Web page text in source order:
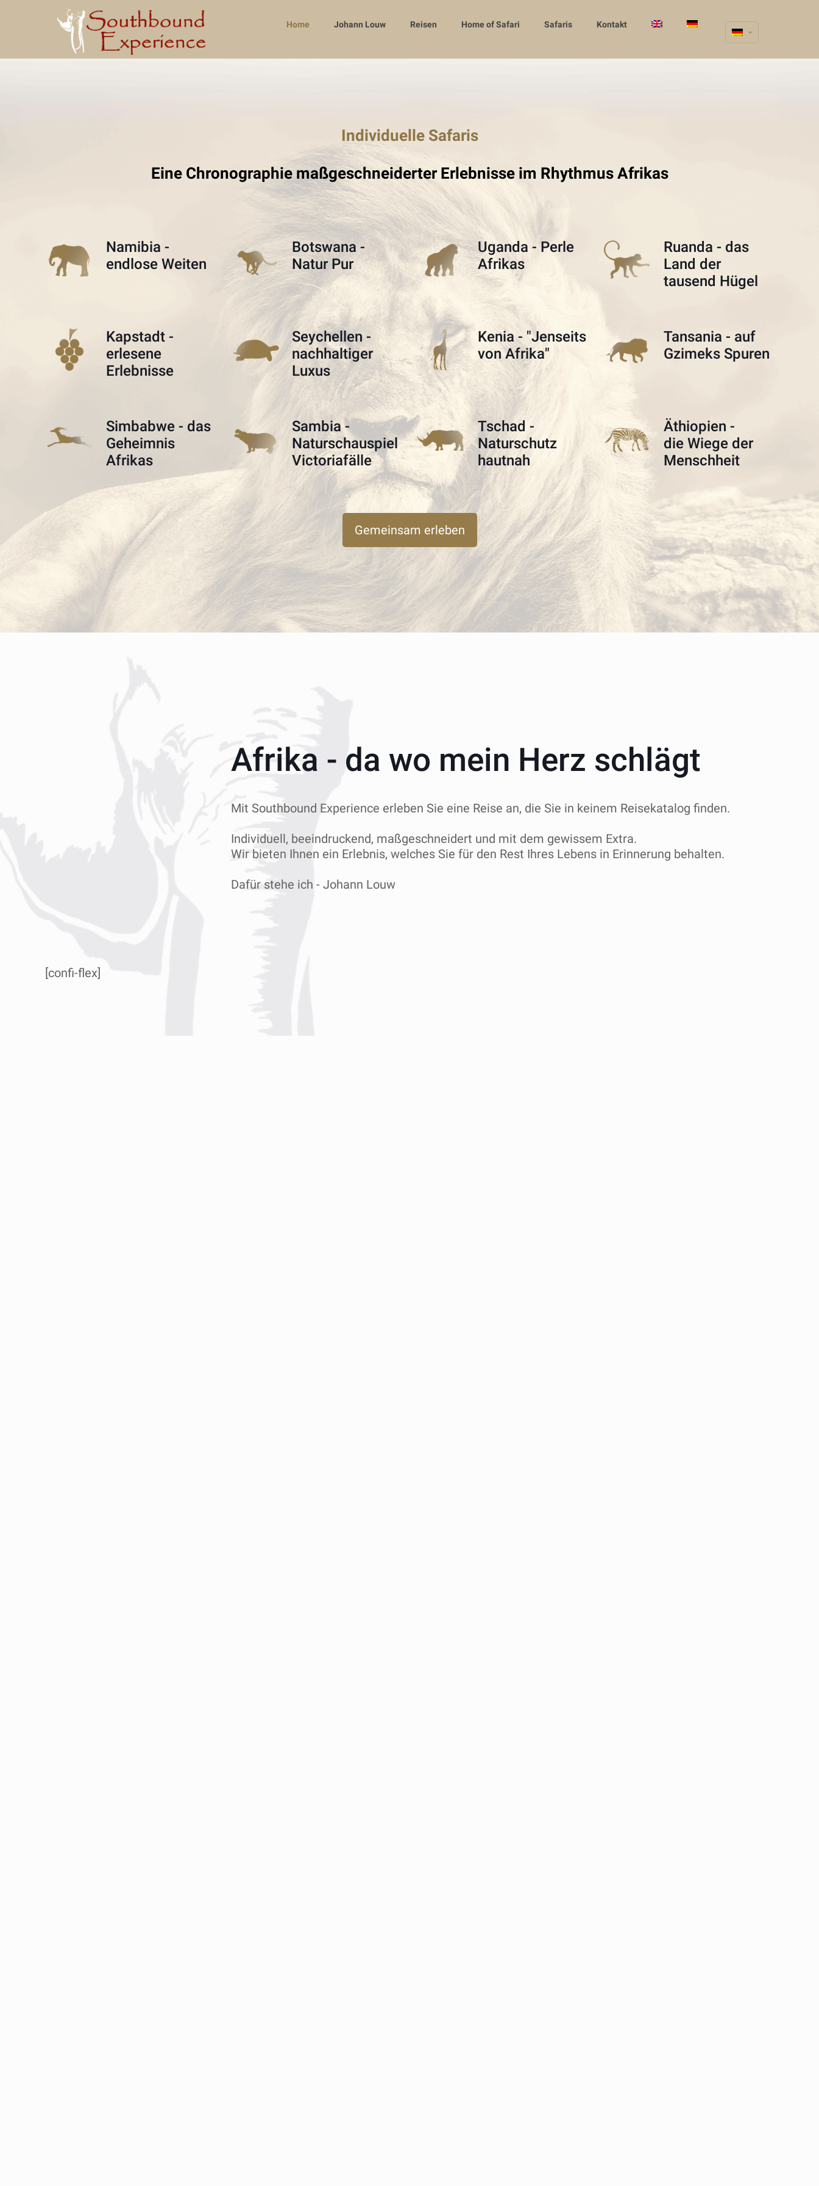
Home Johann Louw Reisen Home of Safari Safaris Kontakt
Individuelle Safaris
Eine Chronographie maßgeschneiderter Erlebnisse im Rhythmus Afrikas
Namibia -
endlose Weiten
Botswana -
Natur Pur
Uganda - Perle
Afrikas
Ruanda - das
Land der
tausend Hügel
Kapstadt -
erlesene
Erlebnisse
Seychellen -
nachhaltiger
Luxus
Kenia - "Jenseits
von Afrika"
Tansania - auf
Gzimeks Spuren
Simbabwe - das
Geheimnis
Afrikas
Sambia -
Naturschauspiel
Victoriafälle
Tschad -
Naturschutz
hautnah
Äthiopien -
die Wiege der
Menschheit
Gemeinsam erleben
Afrika - da wo mein Herz schlägt
Mit Southbound Experience erleben Sie eine Reise an, die Sie in keinem Reisekatalog finden.
Individuell, beeindruckend, maßgeschneidert und mit dem gewissem Extra.
Wir bieten Ihnen ein Erlebnis, welches Sie für den Rest Ihres Lebens in Erinnerung behalten.
Dafür stehe ich - Johann Louw
[confi-flex]